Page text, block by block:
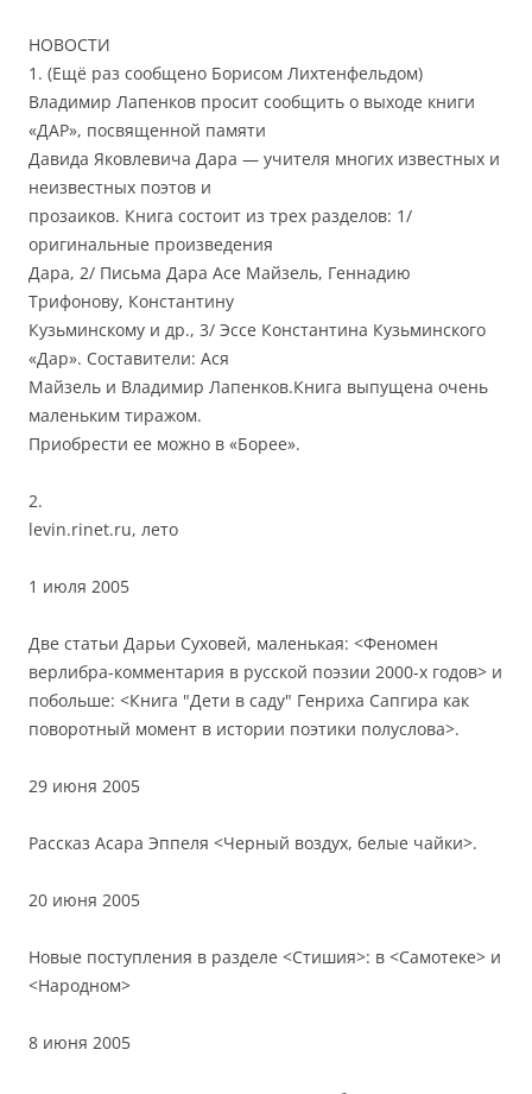
НОВОСТИ
1. (Ещё раз сообщено Борисом Лихтенфельдом)
Владимир Лапенков просит сообщить о выходе книги
«ДАР», посвященной памяти
Давида Яковлевича Дара — учителя многих известных и
неизвестных поэтов и
прозаиков. Книга состоит из трех разделов: 1/
оригинальные произведения
Дара, 2/ Письма Дара Асе Майзель, Геннадию
Трифонову, Константину
Кузьминскому и др., 3/ Эссе Константина Кузьминского
«Дар». Составители: Ася
Майзель и Владимир Лапенков.Книга выпущена очень
маленьким тиражом.
Приобрести ее можно в «Борее».
2.
levin.rinet.ru, лето
1 июля 2005
Две статьи Дарьи Суховей, маленькая: <Феномен
верлибра-комментария в русской поэзии 2000-х годов> и
побольше: <Книга "Дети в саду" Генриха Сапгира как
поворотный момент в истории поэтики полуслова>.
29 июня 2005
Рассказ Асара Эппеля <Черный воздух, белые чайки>.
20 июня 2005
Новые поступления в разделе <Стишия>: в <Самотеке> и
<Народном>
8 июня 2005